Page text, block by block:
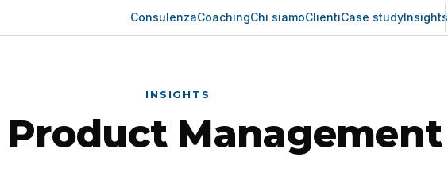
ConsulenzaCoachingChi siamoClientiCase studyInsights
INSIGHTS
Product Management